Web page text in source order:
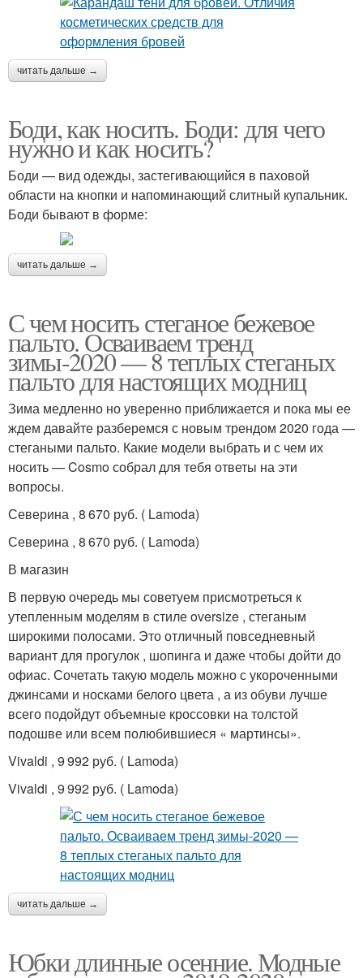
читать дальше →
Боди, как носить. Боди: для чего
нужно и как носить?
Боди — вид одежды, застегивающийся в паховой
области на кнопки и напоминающий слитный купальник.
Боди бывают в форме:
читать дальше →
С чем носить стеганое бежевое
пальто. Осваиваем тренд
зимы-2020 — 8 теплых стеганых
пальто для настоящих модниц
Зима медленно но уверенно приближается и пока мы ее
ждем давайте разберемся с новым трендом 2020 года —
стегаными пальто. Какие модели выбрать и с чем их
носить — Cosmo собрал для тебя ответы на эти
вопросы.
Северина , 8 670 руб. ( Lamoda)
Северина , 8 670 руб. ( Lamoda)
В магазин
В первую очередь мы советуем присмотреться к
утепленным моделям в стиле oversize , стеганым
широкими полосами. Это отличный повседневный
вариант для прогулок , шопинга и даже чтобы дойти до
офиас. Сочетать такую модель можно с укороченными
джинсами и носками белого цвета , а из обуви лучше
всего подойдут объемные кроссовки на толстой
подошве или всем полюбившиеся « мартинсы».
Vivaldi , 9 992 руб. ( Lamoda)
Vivaldi , 9 992 руб. ( Lamoda)
читать дальше →
Юбки длинные осенние. Модные